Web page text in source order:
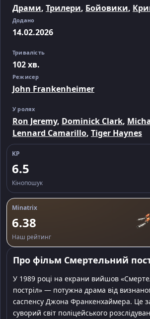
Драми, Трилери, Бойовики,
Додано
14.02.2026
Тривалість
102 хв.
Режисер
John Frankenheimer
У ролях
Ron Jeremy, Dominick Clark,
Lennard Camarillo, Tiger Haynes
KP
6.5
Кінопошук
Minatrix
6.38
Наш рейтинг
Про фільм Смертельний
У 1989 році на екрани вийшов
постріл» — потужна драма від
саспенсу Джона Франкенхаймера. Це
суворий світ поліцейського